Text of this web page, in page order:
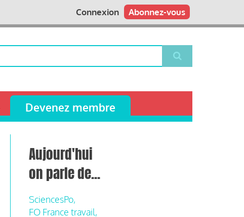
Abonnez-vous
Connexion
Devenez membre
Aujourd'hui
on parle de...
SciencesPo,
FO France travail,